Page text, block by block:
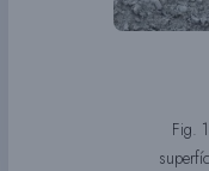
Fig.